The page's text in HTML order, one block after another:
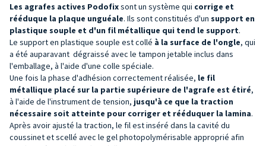
Les agrafes actives Podofixsont un système qui corrige et
rééduque la plaque unguéale. Ils sont constitués d'un support en
plastique souple et d'un fil métallique qui tend le support.
Le support en plastique souple est collé à la surface de l'ongle, qui
a été auparavant dégraissé avec le tampon jetable inclus dans
l'emballage, à l'aide d'une colle spéciale.
Une fois la phase d'adhésion correctement réalisée, le fil
métallique placé sur la partie supérieure de l'agrafe est étiré,
à l'aide de l'instrument de tension, jusqu'à ce que la traction
nécessaire soit atteinte pour corriger et rééduquer la lamina.
Après avoir ajusté la traction, le fil est inséré dans la cavité du
coussinet et scellé avec le gel photopolymérisable approprié afin